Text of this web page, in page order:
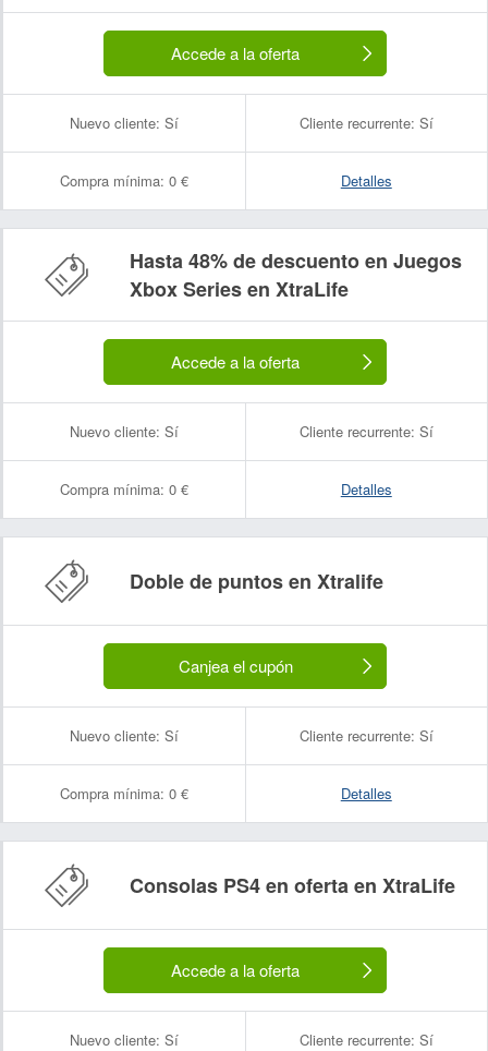
Accede a la oferta
Nuevo cliente: Sí Cliente recurrente: Sí
Compra mínima: 0 € Detalles
Hasta 48% de descuento en Juegos
Xbox Series en XtraLife
Accede a la oferta
Nuevo cliente: Sí Cliente recurrente: Sí
Compra mínima: 0 € Detalles
Doble de puntos en Xtralife
Canjea el cupón
Nuevo cliente: Sí Cliente recurrente: Sí
Compra mínima: 0 € Detalles
Consolas PS4 en oferta en XtraLife
Accede a la oferta
Nuevo cliente: Sí Cliente recurrente: Sí
Nombre:
Correo electrónico: